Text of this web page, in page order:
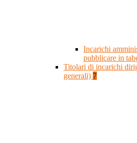
Incarichi
pubblicare in
Titolari di incarichi
generali) 7